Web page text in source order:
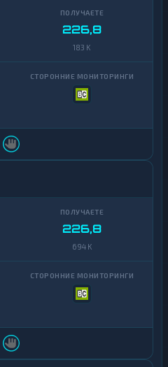
226,8
183 K
226,8
694 K